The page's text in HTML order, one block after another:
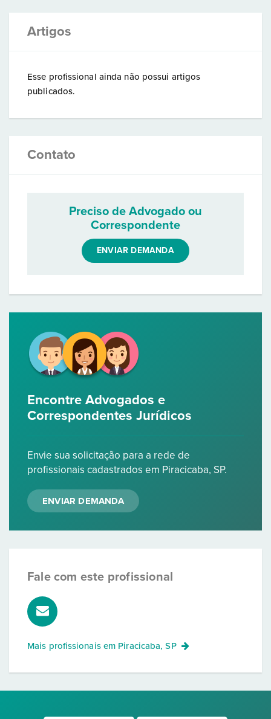
Artigos
Esse profissional ainda não possui artigos
publicados.
Contato
Preciso de Advogado ou
Correspondente
ENVIAR DEMANDA
Encontre Advogados e
Correspondentes Jurídicos
Envie sua solicitação para a rede de
profissionais cadastrados em Piracicaba, SP.
ENVIAR DEMANDA
Fale com este profissional
Mais profissionais em Piracicaba, SP